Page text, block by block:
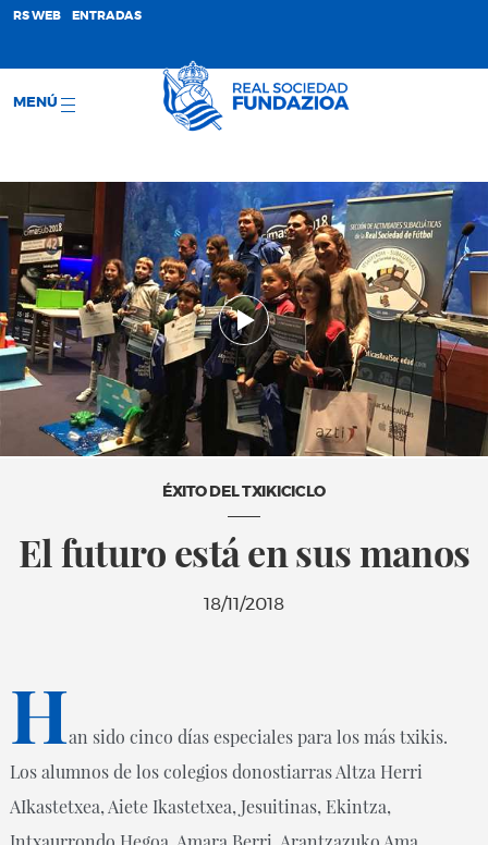
RS WEB ENTRADAS
MENÚ
ÉXITO DEL TXIKICICLO
El futuro está en sus manos
18/11/2018
Han sido cinco días especiales para los más txikis.
Los alumnos de los colegios donostiarras Altza Herri
AIkastetxea, Aiete Ikastetxea, Jesuitinas, Ekintza,